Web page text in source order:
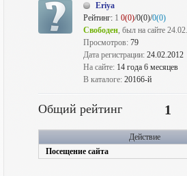
Eriya
Рейтинг: 1 0(0)/0(0)/0(0)
Свободен, был на сайте
Просмотров: 79
Дата регистрации: 24.02.2012
На сайте: 14 года 6 месяцев
В каталоге: 20166-й
Общий рейтинг 1
Действие
Посещение сайта